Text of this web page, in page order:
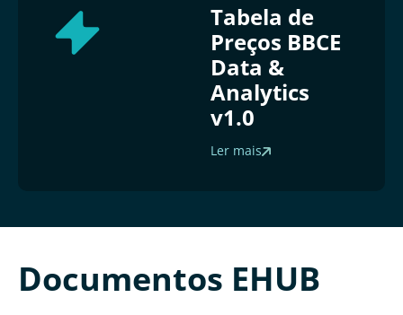
Tabela de
Preços BBCE
Data &
Analytics
v1.0
Ler mais
Documentos EHUB